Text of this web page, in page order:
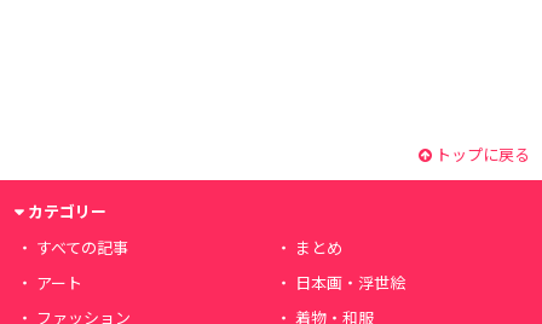
トップに戻る
カテゴリー
すべての記事
まとめ
アート
日本画・浮世絵
ファッション
着物・和服